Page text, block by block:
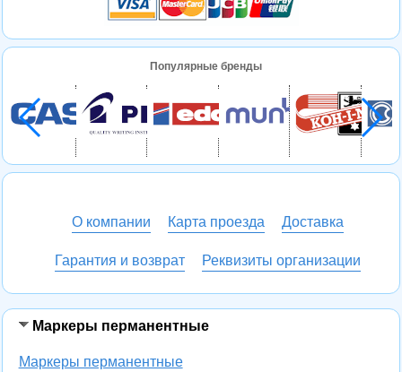
Маркеры перманентные
Маркеры перманентные
Популярные бренды
О компании Карта проезда Доставка
Гарантия и возврат Реквизиты организации